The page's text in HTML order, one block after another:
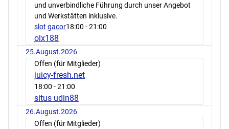
und unverbindliche Führung durch unser Angebot
und Werkstätten inklusive.
slot gacor18:00 - 21:00
olx188
25.August.2026
Offen (für Mitglieder)
juicy-fresh.net
18:00 - 21:00
situs udin88
26.August.2026
Offen (für Mitglieder)